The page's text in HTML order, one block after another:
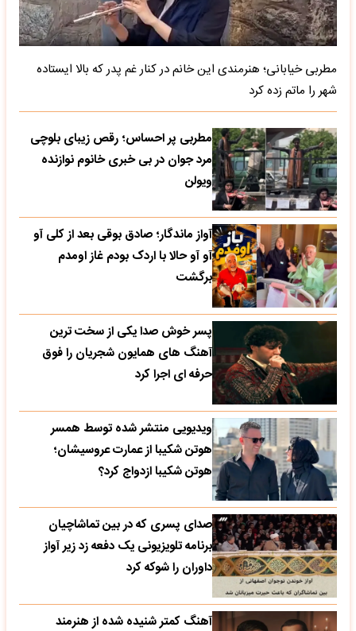
مطربی خیابانی؛ هنرمندی این خانم در کنار غم پدر که بالا ایستاده
شهر را ماتم زده کرد
مطربی پر احساس؛ رقص زیبای بلوچی
مرد جوان در بی خبری خانوم نوازنده
ویولن
آواز ماندگار؛ صادق بوقی بعد از کلی آو
آو آو حالا با اردک بودم غاز اومدم
برگشت
پسر خوش صدا یکی از سخت ترین
آهنگ های همایون شجریان را فوق
حرفه ای اجرا کرد
ویدیویی منتشر شده توسط همسر
هوتن شکیبا از عمارت عروسیشان؛
هوتن شکیبا ازدواج کرد؟
صدای پسری که در بین تماشاچیان
برنامه تلویزیونی یک دفعه زد زیر آواز
داوران را شوکه کرد
آهنگ کمتر شنیده شده از هنرمند